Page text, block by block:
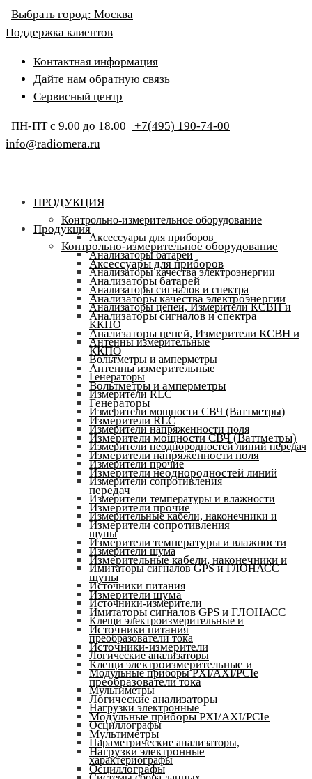
Выбрать город: Москва
Поддержка клиентов
Контактная информация
Дайте нам обратную связь
Сервисный центр
ПН-ПТ с 9.00 до 18.00
+7(495) 190-74-00
info@radiomera.ru
ПРОДУКЦИЯ
Контрольно-измерительное оборудование
Аксессуары для приборов
Анализаторы батарей
Анализаторы качества электроэнергии
Анализаторы сигналов и спектра
Анализаторы цепей, Измерители КСВН и
ККПО
Антенны измерительные
Вольтметры и амперметры
Генераторы
Измерители RLC
Измерители мощности СВЧ (Ваттметры)
Измерители напряженности поля
Измерители неоднородностей линий передач
Измерители прочие
Измерители сопротивления
Измерители температуры и влажности
Измерительные кабели, наконечники и
щупы
Измерители шума
Имитаторы сигналов GPS и ГЛОНАСС
Источники питания
Источники-измерители
Клещи электроизмерительные и
преобразователи тока
Логические анализаторы
Модульные приборы PXI/AXI/PCIe
Мультиметры
Нагрузки электронные
Осциллографы
Параметрические анализаторы,
характериографы
Продукция
Контрольно-измерительное оборудование
Аксессуары для приборов
Анализаторы батарей
Анализаторы качества электроэнергии
Анализаторы сигналов и спектра
Анализаторы цепей, Измерители КСВН и
ККПО
Антенны измерительные
Вольтметры и амперметры
Генераторы
Измерители RLC
Измерители мощности СВЧ (Ваттметры)
Измерители напряженности поля
Измерители неоднородностей линий
передач
Измерители прочие
Измерители сопротивления
Измерители температуры и влажности
Измерительные кабели, наконечники и
щупы
Измерители шума
Имитаторы сигналов GPS и ГЛОНАСС
Источники питания
Источники-измерители
Клещи электроизмерительные и
преобразователи тока
Логические анализаторы
Модульные приборы PXI/AXI/PCIe
Мультиметры
Нагрузки электронные
Осциллографы